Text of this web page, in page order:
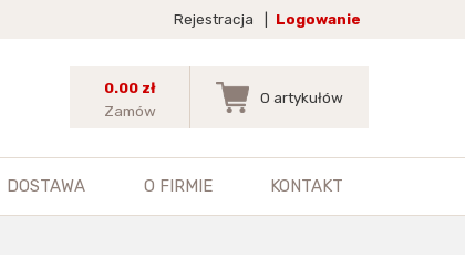
Rejestracja Logowanie
0.00 zł
Zamów
0 artykułów
DOSTAWA O FIRMIE KONTAKT